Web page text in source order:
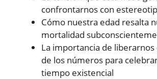
confrontarnos con
Cómo nuestra edad resalta
mortalidad
La importancia de liberarnos
de los números para
tiempo existencial